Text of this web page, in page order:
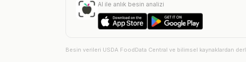
AI ile anlık besin analizi
Besin verileri USDA FoodData Central ve bilimsel kaynaklardan